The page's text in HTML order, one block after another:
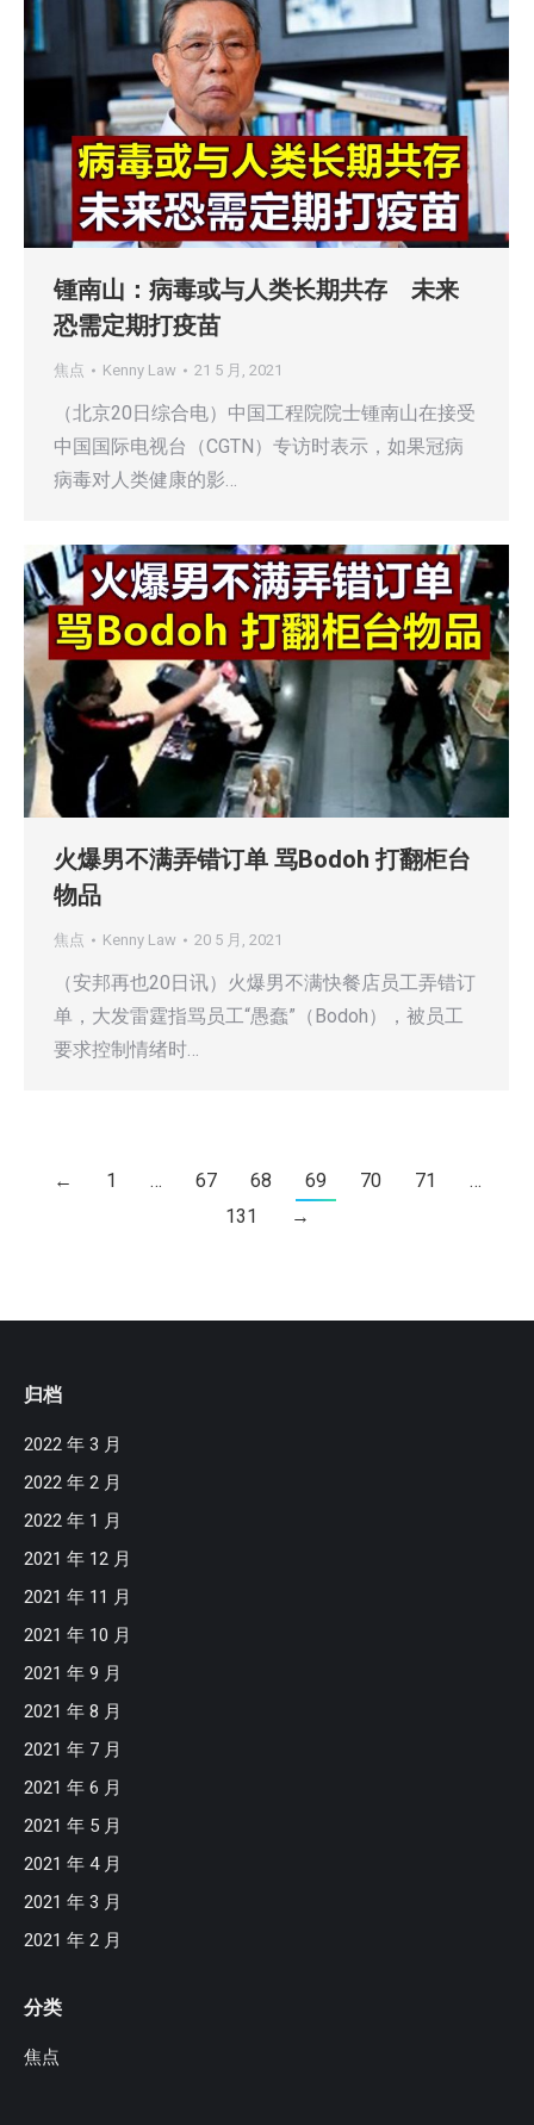
锺南山：病毒或与人类长期共存 未来
恐需定期打疫苗
焦点 Kenny Law 21 5 月, 2021
（北京20日综合电）中国工程院院士锺南山在接受
中国国际电视台（CGTN）专访时表示，如果冠病
病毒对人类健康的影…
火爆男不满弄错订单 骂Bodoh 打翻柜台
物品
焦点 Kenny Law 20 5 月, 2021
（安邦再也20日讯）火爆男不满快餐店员工弄错订
单，大发雷霆指骂员工“愚蠢”（Bodoh），被员工
要求控制情绪时…
← 1 … 67 68 69 70 71
…
131
→
归档
2022 年 3 月
2022 年 2 月
2022 年 1 月
2021 年 12 月
2021 年 11 月
2021 年 10 月
2021 年 9 月
2021 年 8 月
2021 年 7 月
2021 年 6 月
2021 年 5 月
2021 年 4 月
2021 年 3 月
2021 年 2 月
分类
焦点